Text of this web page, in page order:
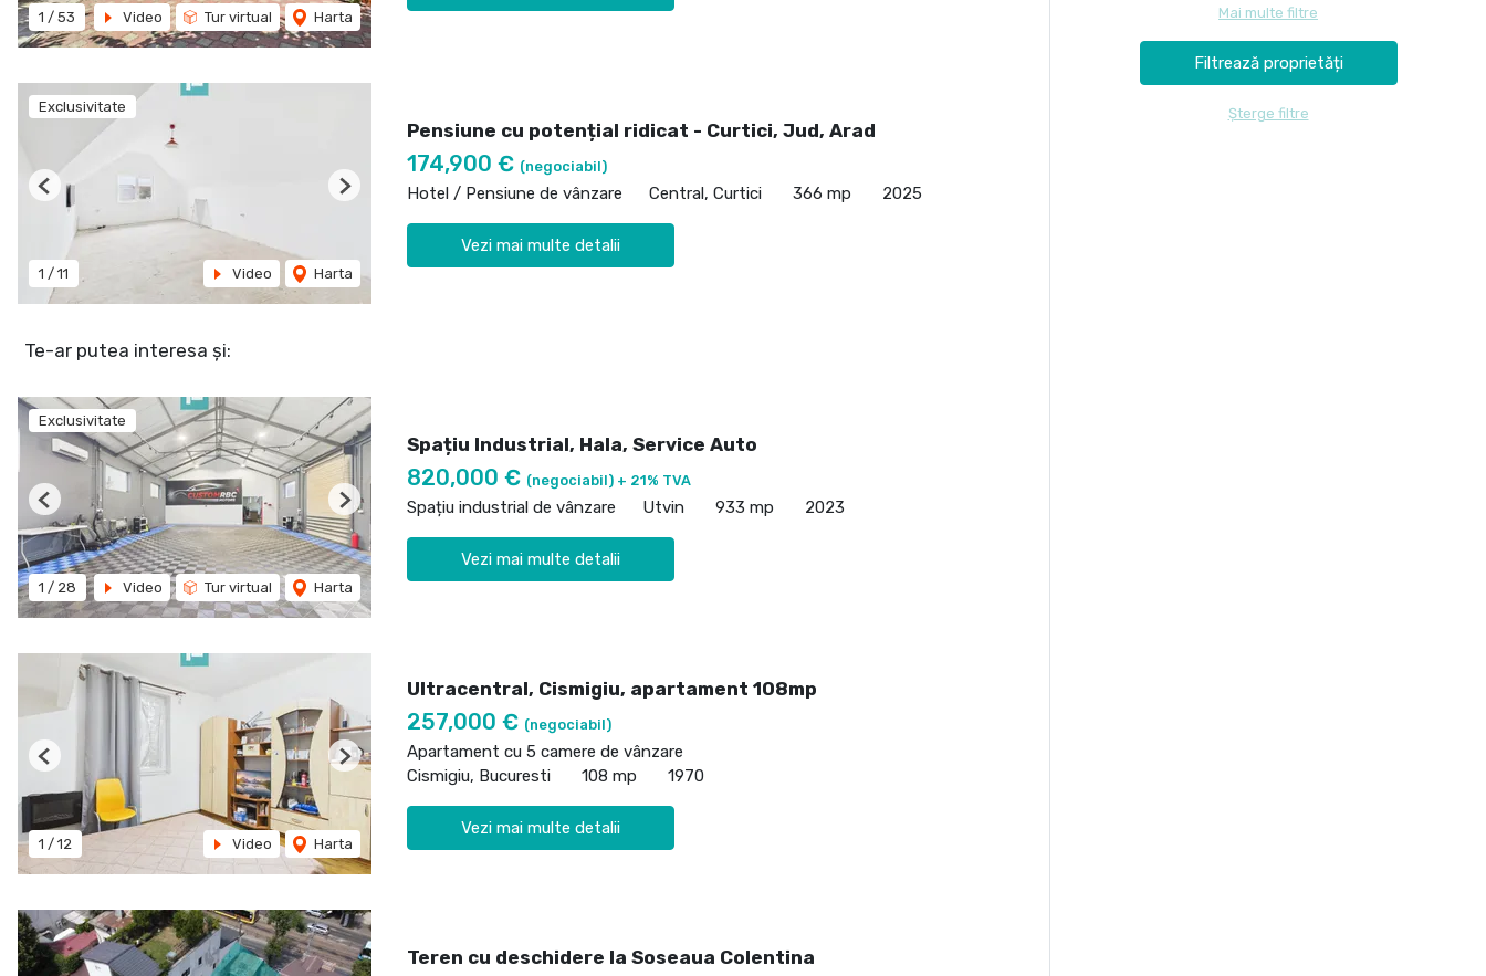
1 / 53 Video Tur virtual Harta
Exclusivitate
1 / 11 Video Harta
Previous Next
Pensiune cu potențial ridicat - Curtici, Jud, Arad
174,900 € (negociabil)
Hotel / Pensiune de vânzare Central, Curtici 366 mp 2025
Vezi mai multe detalii
Te-ar putea interesa și:
Exclusivitate
1 / 28 Video Tur virtual Harta
Previous Next
Spațiu Industrial, Hala, Service Auto
820,000 € (negociabil) + 21% TVA
Spațiu industrial de vânzare Utvin 933 mp 2023
Vezi mai multe detalii
1 / 12 Video Harta
Previous Next
Ultracentral, Cismigiu, apartament 108mp
257,000 € (negociabil)
Apartament cu 5 camere de vânzare
Cismigiu, Bucuresti
108 mp 1970
Vezi mai multe detalii
Teren cu deschidere la Soseaua Colentina
Mai multe filtre
Șterge filtre